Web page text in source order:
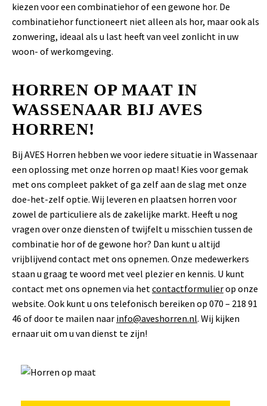
kiezen voor een combinatiehor of een gewone hor. De
combinatiehor functioneert niet alleen als hor, maar ook als
zonwering, ideaal als u last heeft van veel zonlicht in uw
woon- of werkomgeving.
HORREN OP MAAT IN
WASSENAAR BIJ AVES
HORREN!
Bij AVES Horren hebben we voor iedere situatie in Wassenaar
een oplossing met onze horren op maat! Kies voor gemak
met ons compleet pakket of ga zelf aan de slag met onze
doe-het-zelf optie. Wij leveren en plaatsen horren voor
zowel de particuliere als de zakelijke markt. Heeft u nog
vragen over onze diensten of twijfelt u misschien tussen de
combinatie hor of de gewone hor? Dan kunt u altijd
vrijblijvend contact met ons opnemen. Onze medewerkers
staan u graag te woord met veel plezier en kennis. U kunt
contact met ons opnemen via hetcontactformulierop onze
website. Ook kunt u ons telefonisch bereiken op 070 – 218 91
46 of door te mailen naar info@aveshorren.nl. Wij kijken
ernaar uit om u van dienst te zijn!